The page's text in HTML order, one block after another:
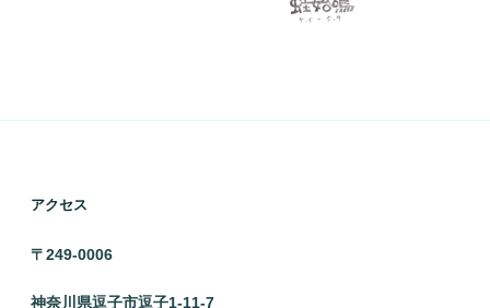
アクセス
〒249-0006
神奈川県逗子市逗子1-11-7